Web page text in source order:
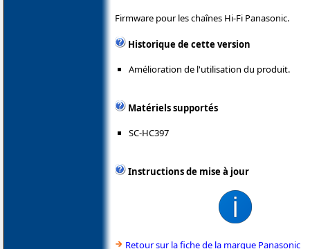
Firmware pour les chaînes Hi-Fi Panasonic.
Historique de cette version
Amélioration de l'utilisation du produit.
Matériels supportés
SC-HC397
Instructions de mise à jour
Retour sur la fiche de la marque Panasonic